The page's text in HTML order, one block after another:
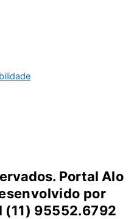
Portal Alo
por
(11) 95552.6792